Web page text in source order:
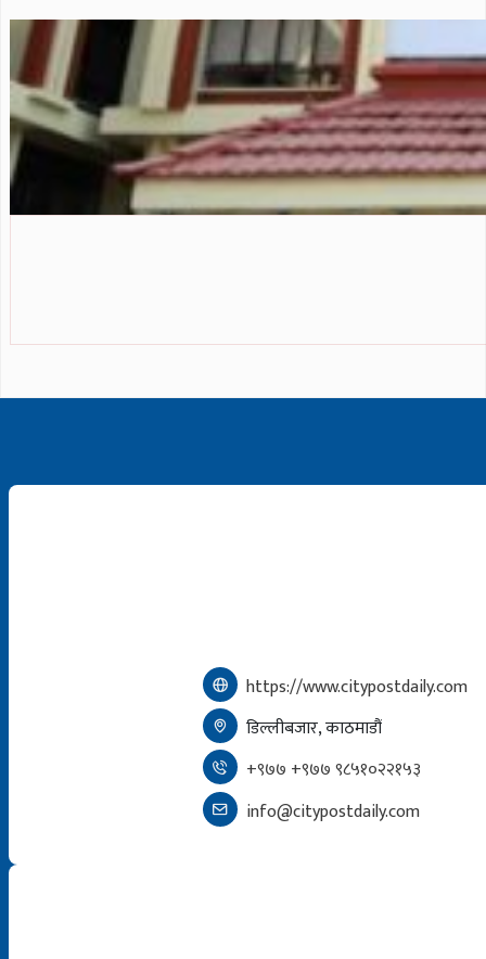
https://www.citypostdaily.com
डिल्लीबजार, काठमाडौं
+९७७ +९७७ ९८५१०२२१५३
info@citypostdaily.com